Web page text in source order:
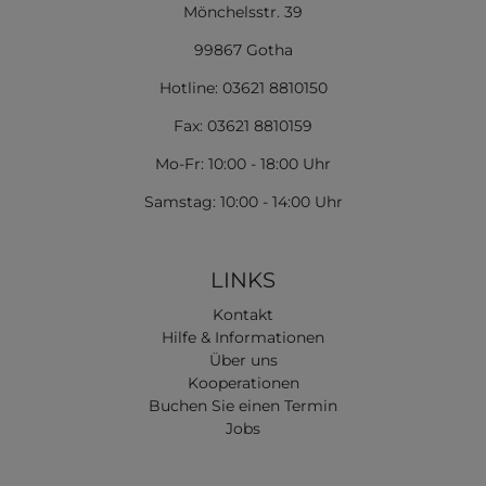
Mönchelsstr. 39
99867 Gotha
Hotline: 03621 8810150
Fax: 03621 8810159
Mo-Fr: 10:00 - 18:00 Uhr
Samstag: 10:00 - 14:00 Uhr
LINKS
Kontakt
Hilfe & Informationen
Über uns
Kooperationen
Buchen Sie einen Termin
Jobs